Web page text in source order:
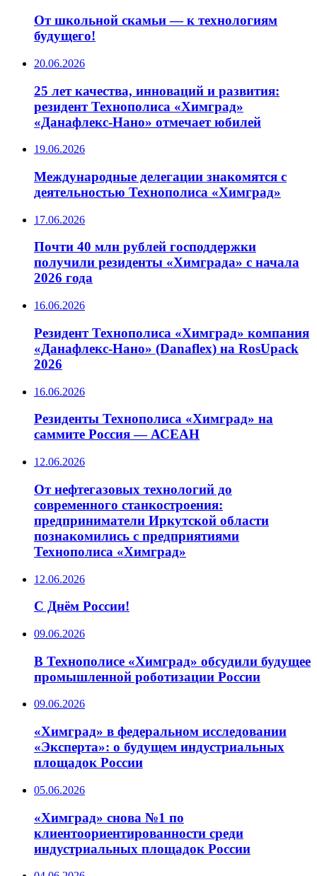
От школьной скамьи — к технологиям
будущего!
20.06.2026
25 лет качества, инноваций и развития:
резидент Технополиса «Химград»
«Данафлекс-Нано» отмечает юбилей
19.06.2026
Международные делегации знакомятся с
деятельностью Технополиса «Химград»
17.06.2026
️Почти 40 млн рублей господдержки
получили резиденты «Химграда» с начала
2026 года
16.06.2026
️Резидент Технополиса «Химград» компания
«Данафлекс-Нано» (Danaflex) на RosUpack
2026
16.06.2026
️Резиденты Технополиса «Химград» на
саммите Россия — АСЕАН
12.06.2026
От нефтегазовых технологий до
современного станкостроения:
предприниматели Иркутской области
познакомились с предприятиями
Технополиса «Химград»
12.06.2026
С Днём России!
09.06.2026
️В Технополисе «Химград» обсудили будущее
промышленной роботизации России
09.06.2026
«Химград» в федеральном исследовании
«Эксперта»: о будущем индустриальных
площадок России
05.06.2026
«Химград» снова №1 по
клиентоориентированности среди
индустриальных площадок России